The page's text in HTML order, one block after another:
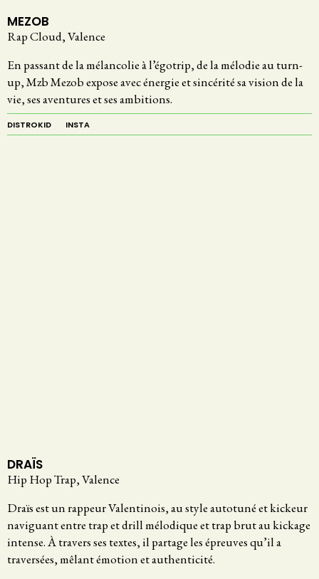
MEZOB
Rap Cloud, Valence
En passant de la mélancolie à l’égotrip, de la mélodie au turn-
up, Mzb Mezob expose avec énergie et sincérité sa vision de la
vie, ses aventures et ses ambitions.
DISTROKID INSTA
DRAÏS
Hip Hop Trap, Valence
Draïs est un rappeur Valentinois, au style autotuné et kickeur
naviguant entre trap et drill mélodique et trap brut au kickage
intense. À travers ses textes, il partage les épreuves qu’il a
traversées, mêlant émotion et authenticité.